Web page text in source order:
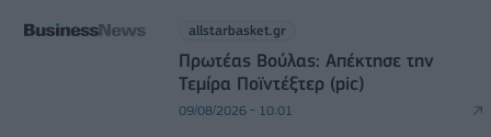
allstarbasket.gr
Πρωτέας Βούλας: Απέκτησε την
Τεμίρα Ποϊντέξτερ (pic)
09/08/2026 - 10:01